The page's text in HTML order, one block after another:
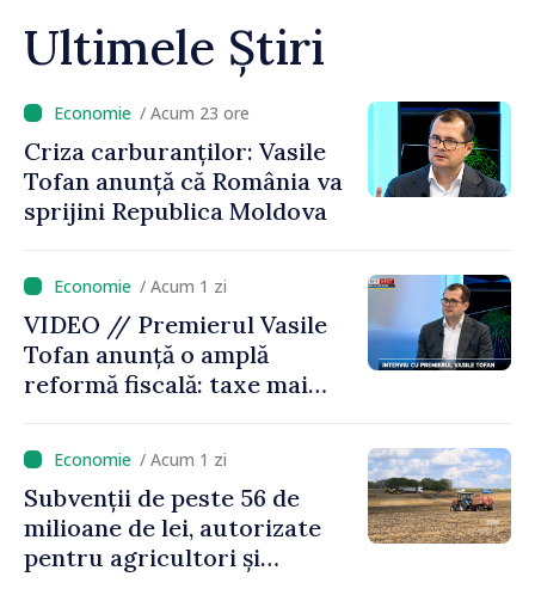
Ultimele Știri
/ Acum 23 ore
Criza carburanților: Vasile
Tofan anunță că România va
sprijini Republica Moldova
/ Acum 1 zi
VIDEO // Premierul Vasile
Tofan anunță o amplă
reformă fiscală: taxe mai
mari pentru bănci, tutun și
jocurile de noroc
/ Acum 1 zi
Subvenții de peste 56 de
milioane de lei, autorizate
pentru agricultori și